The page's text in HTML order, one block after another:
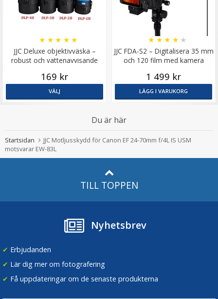
JJC Deluxe objektivväska –
robust och vattenavvisande
★ ★ ★ ★ ★
169 kr
VÄLJ
JJC FDA-S2 – Digitalisera 35 mm
och 120 film med kamera
★ ★ ★ ★ ★
1 499 kr
LÄGG I VARUKORG
Du är här
Startsidan
JJC Motljusskydd för Canon EF 24-70mm f/4L IS USM
motsvarar EW-83L
TILL TOPPEN
Nyhetsbrev
✔ Erbjudanden
✔ Lär dig mer om fotografering
✔ Få uppdateringar om de senaste produkterna